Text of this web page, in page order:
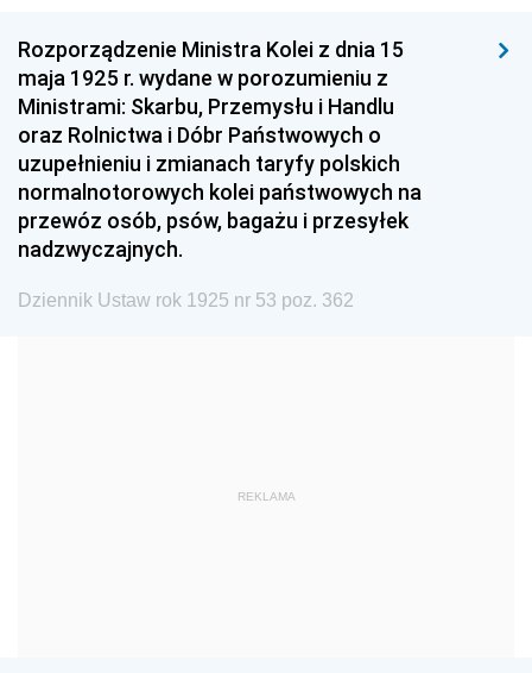
1990 1989 1988
1987 1986 1985
1984 1983 1982
1981 1980 1979
1978 1977 1976
1975
1972 1971
Rozporządzenie Ministra Kolei z dnia 15
maja 1925 r. wydane w porozumieniu z
Ministrami: Skarbu, Przemysłu i Handlu
oraz Rolnictwa i Dóbr Państwowych o
uzupełnieniu i zmianach taryfy polskich
normalnotorowych kolei państwowych na
przewóz osób, psów, bagażu i przesyłek
nadzwyczajnych.
Dziennik Ustaw rok 1925 nr 53 poz. 362
REKLAMA